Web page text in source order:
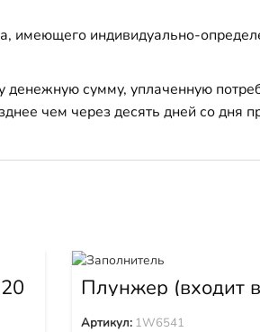
имеющего индивидуально-
сумму, уплаченную
чем через десять дней со дня
Плунжер (входит в
1W6539) 1W6541
Артикул: 1W6541